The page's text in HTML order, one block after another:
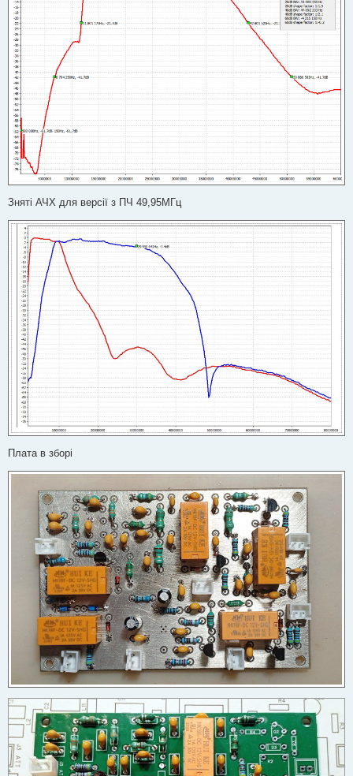
Зняті АЧХ для версії з ПЧ 49,95МГц
Плата в зборі